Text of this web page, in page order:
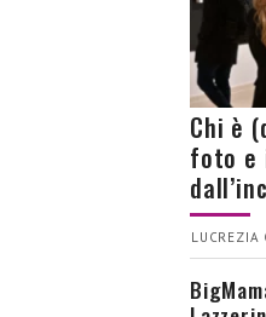
Chi è
foto e